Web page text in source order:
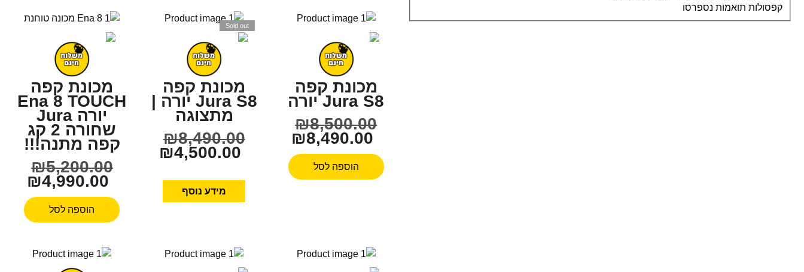
קפסולות תואמות נספרסו
מכונת קפה
Jura S8 יורה
₪8,500.00
₪8,490.00
הוספה לסל
Sold out
מכונת קפה
Jura S8 יורה |
מתצוגה
₪8,490.00
₪4,500.00
מידע נוסף
מכונת קפה
Ena 8 TOUCH
יורה Jura
שחורה 2 קג
קפה מתנה!!!
₪5,200.00
₪4,990.00
הוספה לסל